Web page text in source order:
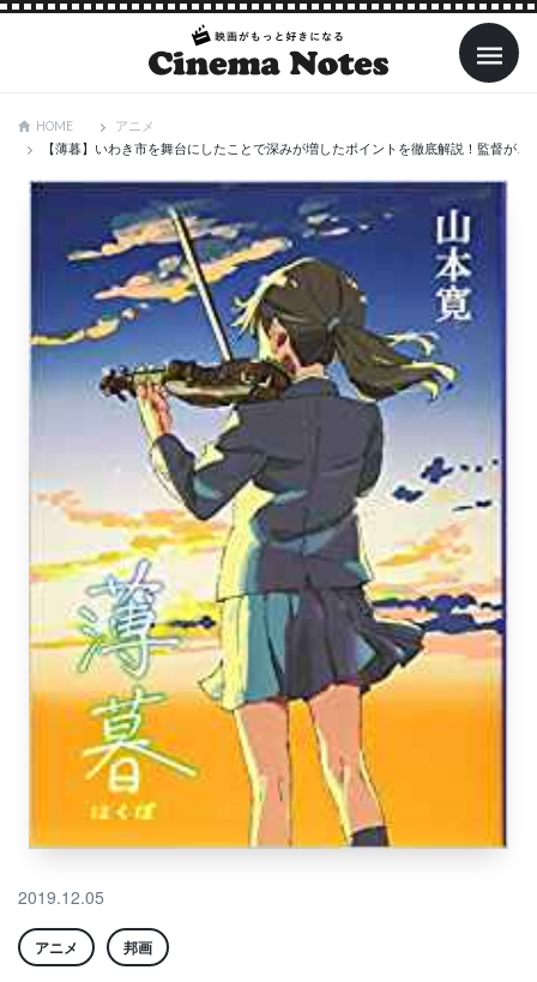
HOME
アニメ
【薄暮】いわき市を舞台にしたことで深みが増したポイントを徹底解説！監督が
2019.12.05
アニメ 邦画